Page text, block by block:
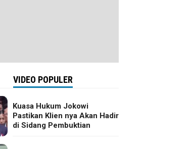
VIDEO POPULER
Kuasa Hukum Jokowi
Pastikan Klien nya Akan Hadir
di Sidang Pembuktian